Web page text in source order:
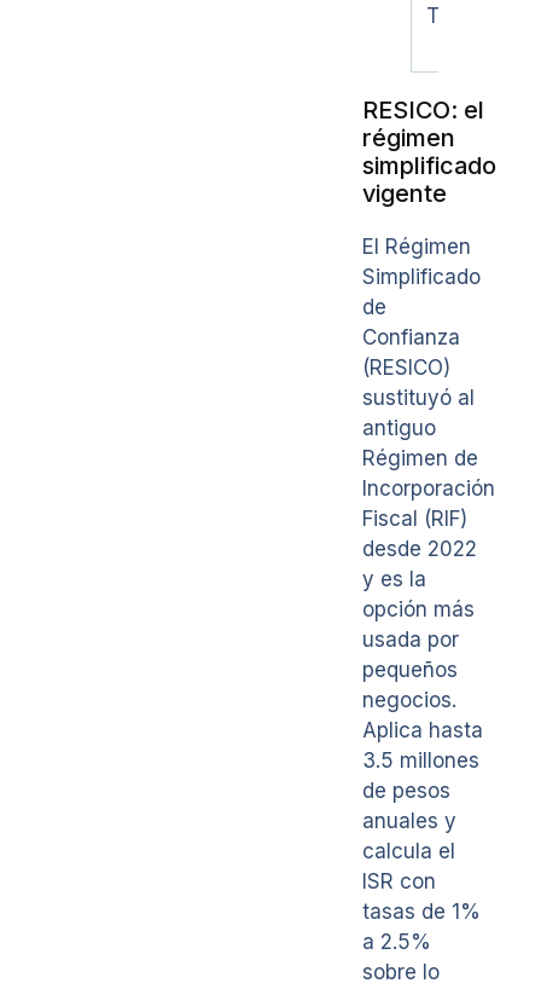
RESICO: el
régimen
simplificado
vigente
El Régimen
Simplificado
de
Confianza
(RESICO)
sustituyó al
antiguo
Régimen de
Incorporación
Fiscal (RIF)
desde 2022
y es la
opción más
usada por
pequeños
negocios.
Aplica hasta
3.5 millones
de pesos
anuales y
calcula el
ISR con
tasas de 1%
a 2.5%
sobre lo